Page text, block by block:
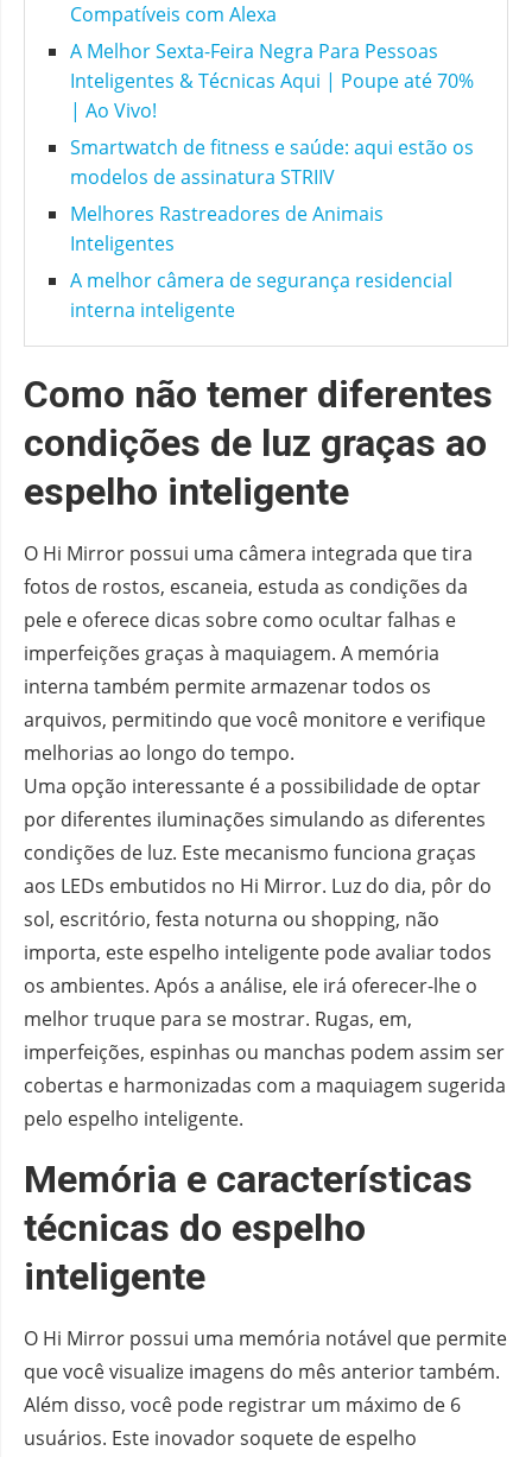
Compatíveis com Alexa
A Melhor Sexta-Feira Negra Para Pessoas
Inteligentes & Técnicas Aqui | Poupe até 70%
| Ao Vivo!
Smartwatch de fitness e saúde: aqui estão os
modelos de assinatura STRIIV
Melhores Rastreadores de Animais
Inteligentes
A melhor câmera de segurança residencial
interna inteligente
Como não temer diferentes
condições de luz graças ao
espelho inteligente
O Hi Mirror possui uma câmera integrada que tira
fotos de rostos, escaneia, estuda as condições da
pele e oferece dicas sobre como ocultar falhas e
imperfeições graças à maquiagem. A memória
interna também permite armazenar todos os
arquivos, permitindo que você monitore e verifique
melhorias ao longo do tempo.
Uma opção interessante é a possibilidade de optar
por diferentes iluminações simulando as diferentes
condições de luz. Este mecanismo funciona graças
aos LEDs embutidos no Hi Mirror. Luz do dia, pôr do
sol, escritório, festa noturna ou shopping, não
importa, este espelho inteligente pode avaliar todos
os ambientes. Após a análise, ele irá oferecer-lhe o
melhor truque para se mostrar. Rugas, em,
imperfeições, espinhas ou manchas podem assim ser
cobertas e harmonizadas com a maquiagem sugerida
pelo espelho inteligente.
Memória e características
técnicas do espelho
inteligente
O Hi Mirror possui uma memória notável que permite
que você visualize imagens do mês anterior também.
Além disso, você pode registrar um máximo de 6
usuários. Este inovador soquete de espelho